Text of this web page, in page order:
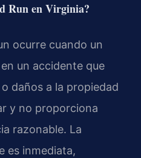
Run en Virginia?
ocurre cuando un
un accidente que
daños a la propiedad
y no proporciona
razonable. La
es inmediata,